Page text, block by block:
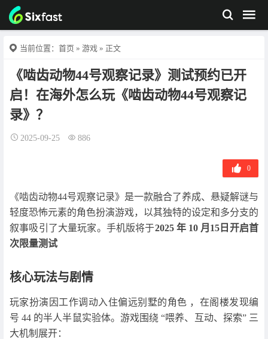
当前位置： 首页 » 游戏 » 正文
《啮齿动物44号观察记录》测试预约已开
启！在海外怎么玩《啮齿动物44号观察记
录》？
2025-09-25 886
0
《啮齿动物44号观察记录》是一款融合了养成、悬疑解谜与
轻度恐怖元素的角色扮演游戏，以其独特的设定和多分支的
叙事吸引了大量玩家。手机版将于2025 年 10 月15日开启首
次限量测试
核心玩法与剧情
玩家扮演因工作调动入住偏远别墅的角色 ，在阁楼发现编
号 44 的半人半鼠实验体。游戏围绕 “喂养、互动、探索” 三
大机制展开：